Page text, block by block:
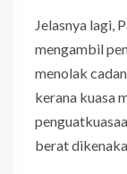
Jelasnya lagi,
mengambil
menolak
kerana kuasa
berat